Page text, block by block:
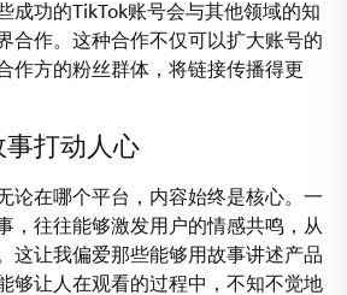
成功的TikTok账号会与其他领域的知
合作。这种合作不仅可以扩大账号的
作方的粉丝群体，将链接传播得更
打动人心
论在哪个平台，内容始终是核心。一
，往往能够激发用户的情感共鸣，从
这让我偏爱那些能够用故事讲述产品
够让人在观看的过程中，不知不觉地